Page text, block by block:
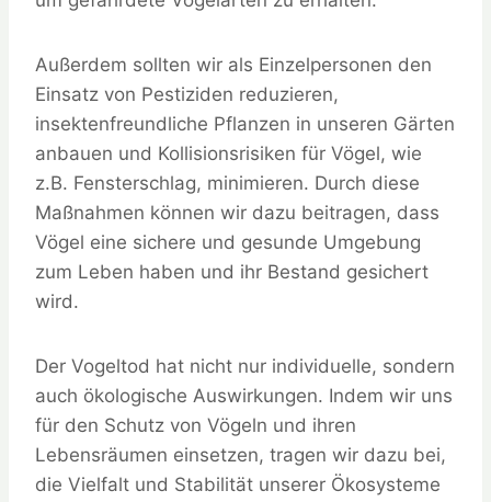
Außerdem sollten wir als Einzelpersonen den
Einsatz von Pestiziden reduzieren,
insektenfreundliche Pflanzen in unseren Gärten
anbauen und Kollisionsrisiken für Vögel, wie
z.B. Fensterschlag, minimieren. Durch diese
Maßnahmen können wir dazu beitragen, dass
Vögel eine sichere und gesunde Umgebung
zum Leben haben und ihr Bestand gesichert
wird.
Der Vogeltod hat nicht nur individuelle, sondern
auch ökologische Auswirkungen. Indem wir uns
für den Schutz von Vögeln und ihren
Lebensräumen einsetzen, tragen wir dazu bei,
die Vielfalt und Stabilität unserer Ökosysteme